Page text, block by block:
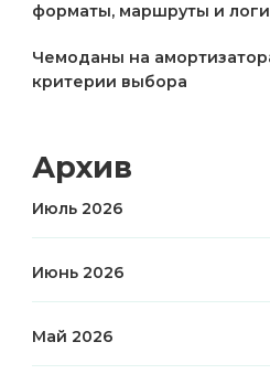
форматы, маршруты и
Чемоданы на
критерии выбора
Архив
Июль 2026
Июнь 2026
Май 2026